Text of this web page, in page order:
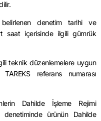
denetim tarihi ve
saat içerisinde ilgili gümrük
teknik düzenlemelere uygun
referans numarası
Dahilde İşleme Rejimi
denetiminde ürünün Dahilde